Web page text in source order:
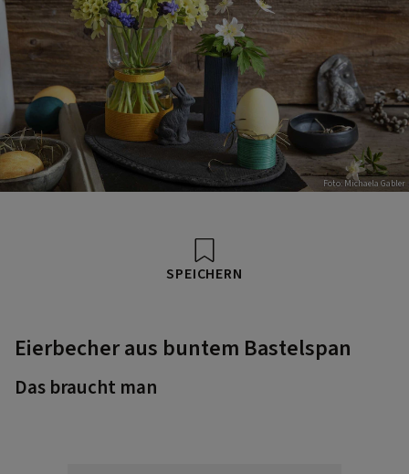
Foto: Michaela Gabler
SPEICHERN
Eierbecher aus buntem Bastelspan
Das braucht man